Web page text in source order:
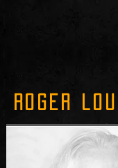
roger